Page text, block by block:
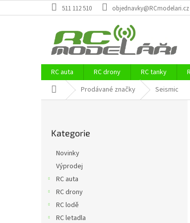
na
511 112 510 objednavky@RCmodelari.cz
RC auta RC drony RC tanky
Domů Prodávané značky Seismic
kategorie
Kategorie
Novinky
Výprodej
RC auta
RC drony
RC lodě
RC letadla